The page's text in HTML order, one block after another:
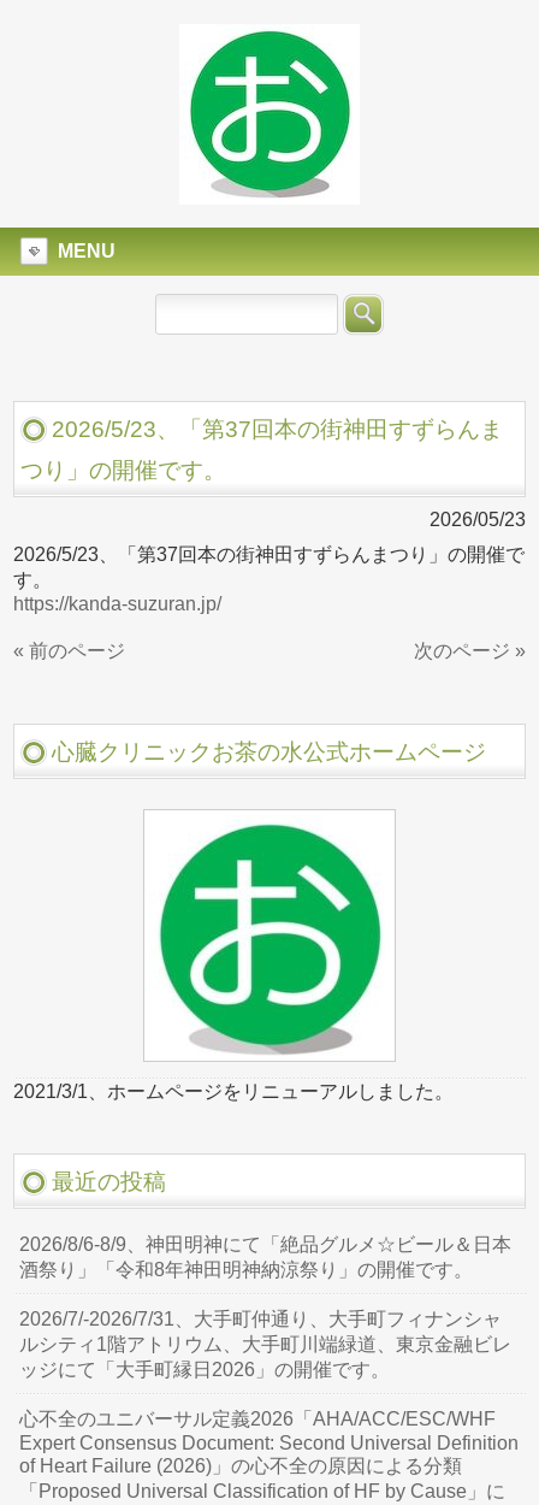
MENU
2026/5/23、「第37回本の街神田すずらんま
つり」の開催です。
2026/05/23
2026/5/23、「第37回本の街神田すずらんまつり」の開催で
す。
https://kanda-suzuran.jp/
« 前のページ 次のページ »
心臓クリニックお茶の水公式ホームページ
2021/3/1、ホームページをリニューアルしました。
最近の投稿
2026/8/6-8/9、神田明神にて「絶品グルメ☆ビール＆日本
酒祭り」「令和8年神田明神納涼祭り」の開催です。
2026/7/-2026/7/31、大手町仲通り、大手町フィナンシャ
ルシティ1階アトリウム、大手町川端緑道、東京金融ビレ
ッジにて「大手町縁日2026」の開催です。
心不全のユニバーサル定義2026「AHA/ACC/ESC/WHF
Expert Consensus Document: Second Universal Definition
of Heart Failure (2026)」の心不全の原因による分類
「Proposed Universal Classification of HF by Cause」に